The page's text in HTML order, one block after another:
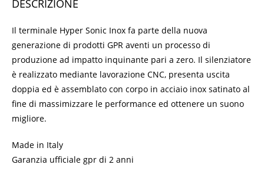
DESCRIZIONE
Il terminale Hyper Sonic Inox fa parte della nuova
generazione di prodotti GPR aventi un processo di
produzione ad impatto inquinante pari a zero. Il silenziatore
è realizzato mediante lavorazione CNC, presenta uscita
doppia ed è assemblato con corpo in acciaio inox satinato al
fine di massimizzare le performance ed ottenere un suono
migliore.
Made in Italy
Garanzia ufficiale gpr di 2 anni